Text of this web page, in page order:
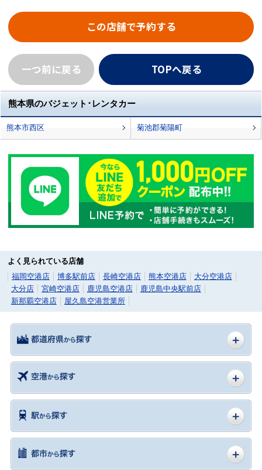
この店舗で予約する
一つ前に戻る TOPへ戻る
熊本県のバジェット･レンタカー
熊本市西区 菊池郡菊陽町
よく見られている店舗
福岡空港店
博多駅前店 長崎空港店 熊本空港店
大分空港店
大分店
宮崎空港店 鹿児島空港店
鹿児島中央駅前店
新那覇空港店
屋久島空港営業所